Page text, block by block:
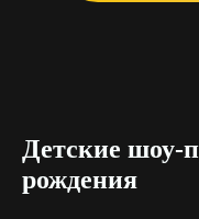
Детские шоу-
рождения